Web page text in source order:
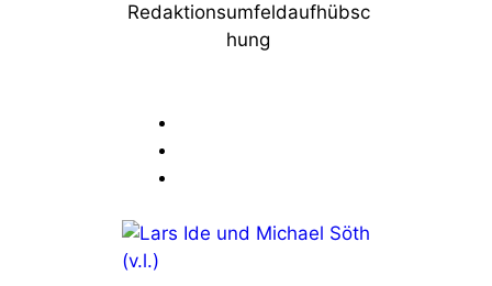
Redaktionsumfeldaufhübsc
hung